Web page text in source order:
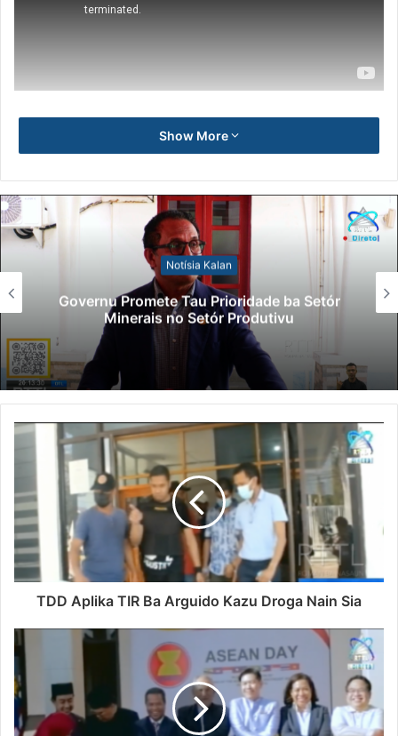
Show More
Notísia Kalan
Governu Promete Tau Prioridade ba Setór
Minerais no Setór Produtivu
TDD Aplika TIR Ba Arguido Kazu Droga Nain Sia